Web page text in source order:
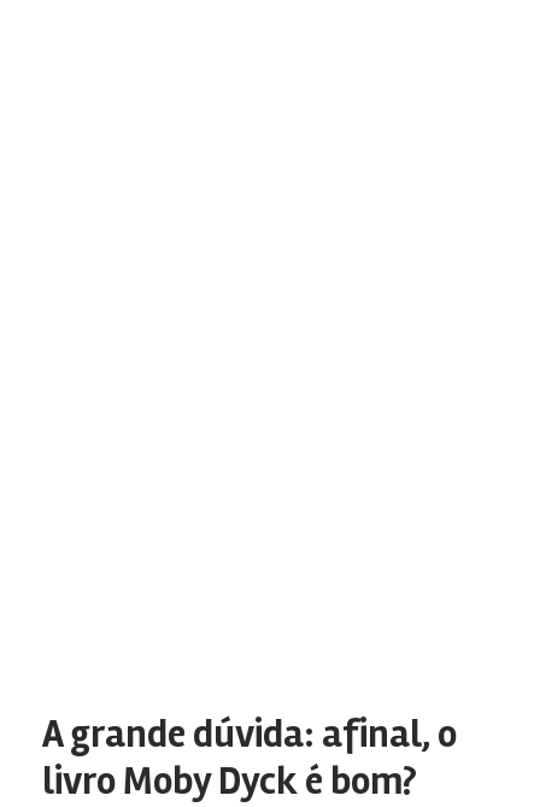
A grande dúvida: afinal, o
livro Moby Dyck é bom?